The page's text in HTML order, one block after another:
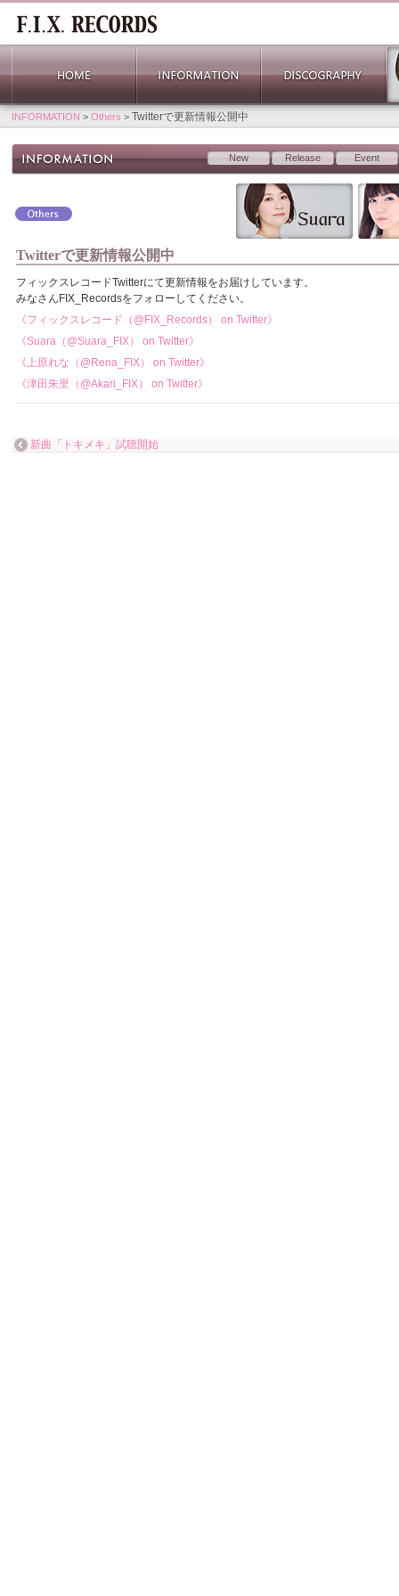
INFORMATION > Others > Twitterで更新情報公開中
New Release Event
Twitterで更新情報公開中
フィックスレコードTwitterにて更新情報をお届けしています。
みなさんFIX_Recordsをフォローしてください。
《フィックスレコード（@FIX_Records） on Twitter》
《Suara（@Suara_FIX） on Twitter》
《上原れな（@Rena_FIX） on Twitter》
《津田朱里（@Akari_FIX） on Twitter》
新曲「トキメキ」試聴開始